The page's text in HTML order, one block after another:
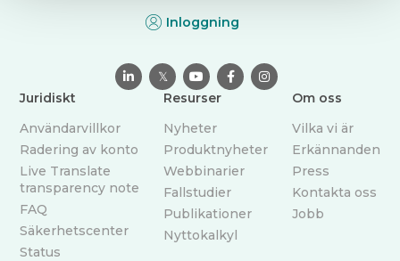
Inloggning
 𝕏   
Juridiskt
Användarvillkor
Radering av konto
Live Translate
transparency note
FAQ
Säkerhetscenter
Status
Resurser
Nyheter
Produktnyheter
Webbinarier
Fallstudier
Publikationer
Nyttokalkyl
Om oss
Vilka vi är
Erkännanden
Press
Kontakta oss
Jobb